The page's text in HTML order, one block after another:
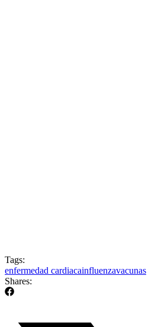
Tags:
enfermedad cardiacainfluenzavacunas
Shares: